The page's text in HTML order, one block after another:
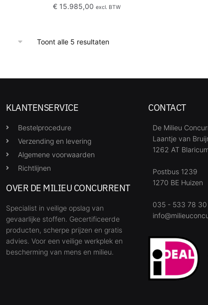
€15.985,00 excl. BTW
Toont alle 5 resultaten
KLANTENSERVICE
Bestelprocedure
Verzending en levering
Algemene voorwaarden
Richtlijnen
OVER DE MILIEU CONCURRENT
Specialist in veilige opslag van
gevaarlijke stoffen. Gecertificeerde
producten, scherpe prijzen en gratis
advies. Voor een veilige werkplek en
bescherming van mens en milieu.
CONTACT
De Milieu
Laantje van
1262 AT
Postbus 1239
1270 BE Huizen
035 - 533 78 30